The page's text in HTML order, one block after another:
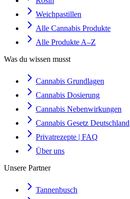
Weichpastillen
Alle Cannabis Produkte
Alle Produkte A–Z
Was du wissen musst
Cannabis Grundlagen
Cannabis Dosierung
Cannabis Nebenwirkungen
Cannabis Gesetz Deutschland
Privatrezepte | FAQ
Über uns
Unsere Partner
Tannenbusch